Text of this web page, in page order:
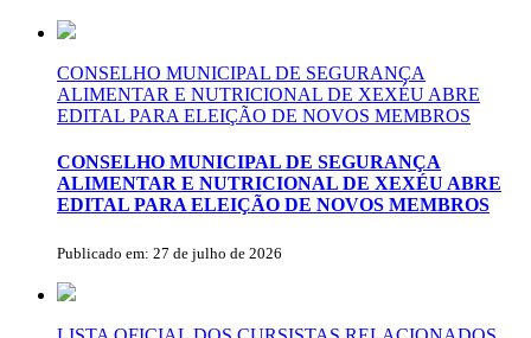
CONSELHO MUNICIPAL DE SEGURANÇA
ALIMENTAR E NUTRICIONAL DE XEXÉU ABRE
EDITAL PARA ELEIÇÃO DE NOVOS MEMBROS
CONSELHO MUNICIPAL DE SEGURANÇA
ALIMENTAR E NUTRICIONAL DE XEXÉU ABRE
EDITAL PARA ELEIÇÃO DE NOVOS MEMBROS
Publicado em: 27 de julho de 2026